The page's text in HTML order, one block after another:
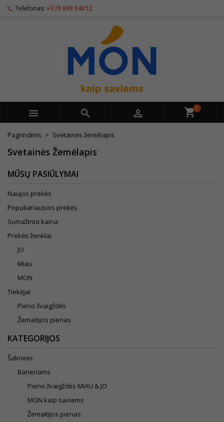
Telefonas: +370 698 04012
   0
Pagrindinis Svetainės žemėlapis
Svetainės Žemėlapis
MŪSŲ PASIŪLYMAI
Naujos prekės
Populiariausios prekės
Sumažinta kaina
Prekės ženklai
JO
Miau
MON
Tiekėjai
Pieno žvaigždės
Žemaitijos pienas
KATEGORIJOS
Šakninis
Baneriams
Pieno žvaigždės MIAU & JO
MON kaip saviems
Žemaitijos pienas